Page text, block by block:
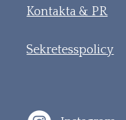
Kontakta & PR
Sekretesspolicy